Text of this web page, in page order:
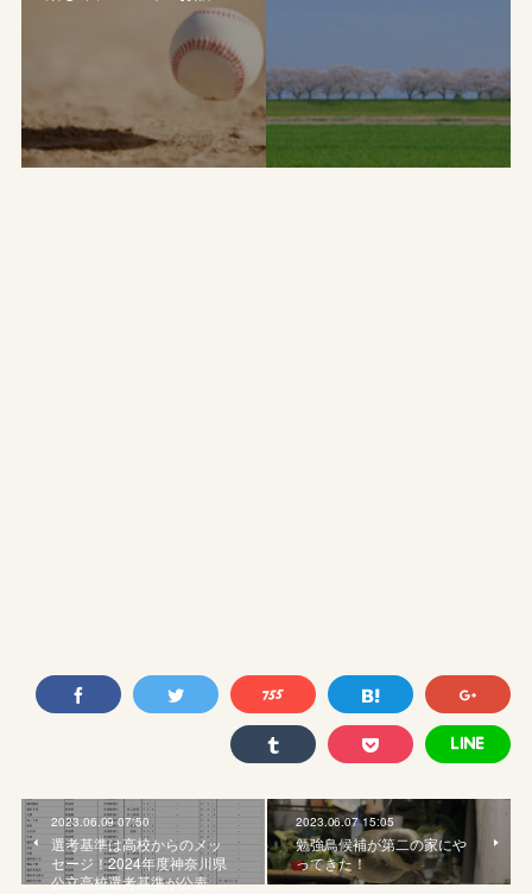
2023.06.09 07:50
選考基準は高校からのメッ
セージ！2024年度神奈川県
公立高校選考基準が公表…
2023.06.07 15:05
勉強鳥候補が第二の家にや
ってきた！